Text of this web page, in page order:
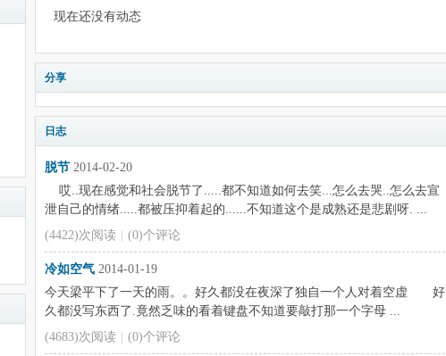
现在还没有动态
分享
日志
脱节 2014-02-20
哎..现在感觉和社会脱节了.....都不知道如何去笑...怎么去哭..怎么去宣
泄自己的情绪.....都被压抑着起的......不知道这个是成熟还是悲剧呀. ...
(4422)次阅读
(0)个评论
冷如空气 2014-01-19
今天梁平下了一天的雨。。好久都没在夜深了独自一个人对着空虚 好
久都没写东西了.竟然乏味的看着键盘不知道要敲打那一个字母 ...
(4683)次阅读
(0)个评论